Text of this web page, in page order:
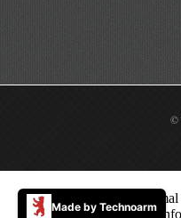
©
Um unsere Webseite
von Cookies zu. Weitere
Made by Technoarm